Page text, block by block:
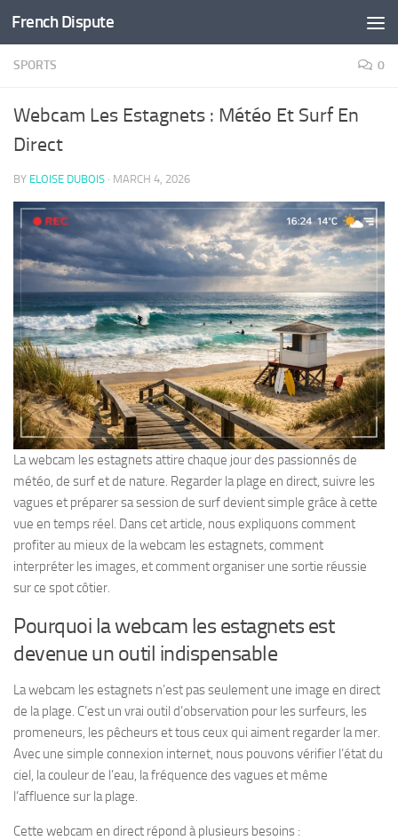
Skip to content
French Dispute
SPORTS 0
Webcam Les Estagnets : Météo Et Surf En
Direct
BY ELOISE DUBOIS · MARCH 4, 2026
La webcam les estagnets attire chaque jour des passionnés de
météo, de surf et de nature. Regarder la plage en direct, suivre les
vagues et préparer sa session de surf devient simple grâce à cette
vue en temps réel. Dans cet article, nous expliquons comment
profiter au mieux de la webcam les estagnets, comment
interpréter les images, et comment organiser une sortie réussie
sur ce spot côtier.
Pourquoi la webcam les estagnets est
devenue un outil indispensable
La webcam les estagnets n’est pas seulement une image en direct
de la plage. C’est un vrai outil d’observation pour les surfeurs, les
promeneurs, les pêcheurs et tous ceux qui aiment regarder la mer.
Avec une simple connexion internet, nous pouvons vérifier l’état du
ciel, la couleur de l’eau, la fréquence des vagues et même
l’affluence sur la plage.
Cette webcam en direct répond à plusieurs besoins :